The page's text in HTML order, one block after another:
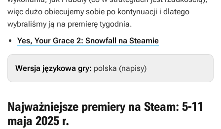
więc dużo obiecujemy sobie po kontynuacji i dlatego
wybraliśmy ją na premierę tygodnia.
Yes, Your Grace 2: Snowfall na Steamie
Wersja językowa gry: polska (napisy)
Najważniejsze premiery na Steam: 5-11
maja 2025 r.